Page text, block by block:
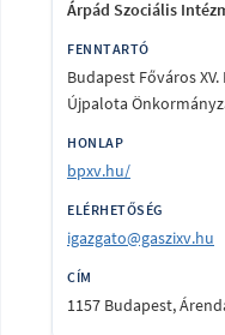
Árpád Szociális
Budapest Főváros
Újpalota
bpxv.hu/
igazgato@gaszixv.hu
1157 Budapest,